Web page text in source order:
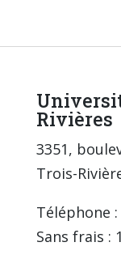
Rivières
3351,
Trois-
Téléphone :
Sans frais :